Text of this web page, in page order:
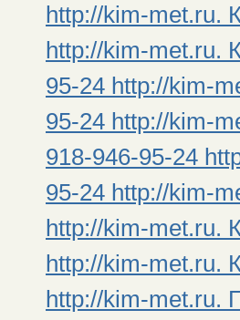
http://kim-met.ru.
http://kim-met.ru.
95-24 http://kim-
95-24 http://kim-
918-946-95-24
95-24 http://kim-
http://kim-met.ru.
http://kim-met.ru.
http://kim-met.ru.